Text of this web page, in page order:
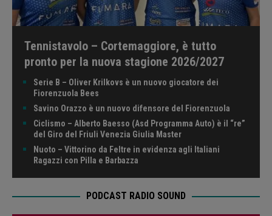
Tennistavolo – Cortemaggiore, è tutto
pronto per la nuova stagione 2026/2027
Serie B – Oliver Krilkovs è un nuovo giocatore dei
Fiorenzuola Bees
Savino Orazzo è un nuovo difensore del Fiorenzuola
Ciclismo – Alberto Baesso (Asd Programma Auto) è il “re”
del Giro del Friuli Venezia Giulia Master
Nuoto – Vittorino da Feltre in evidenza agli Italiani
Ragazzi con Pilla e Barbazza
PODCAST RADIO SOUND